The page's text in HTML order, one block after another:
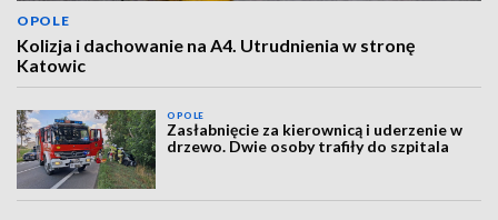
OPOLE
Kolizja i dachowanie na A4. Utrudnienia w stronę
Katowic
OPOLE
Zasłabnięcie za kierownicą i uderzenie w
drzewo. Dwie osoby trafiły do szpitala